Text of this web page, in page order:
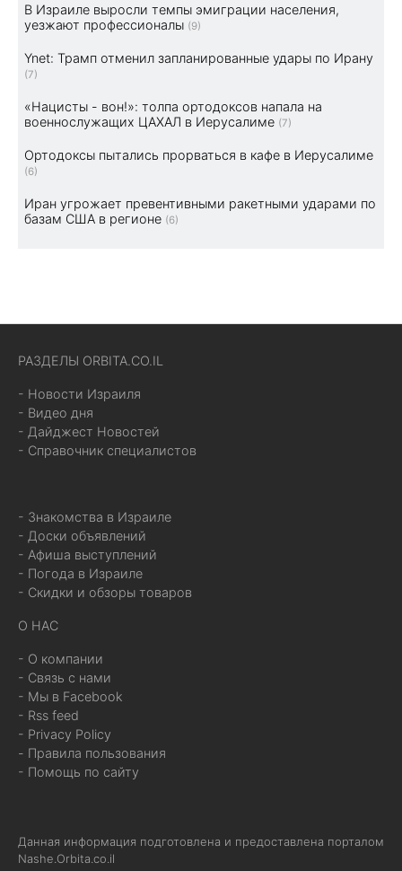
В Израиле выросли темпы эмиграции населения,
уезжают профессионалы (9)
Ynet: Трамп отменил запланированные удары по Ирану
(7)
«Нацисты - вон!»: толпа ортодоксов напала на
военнослужащих ЦАХАЛ в Иерусалиме (7)
Ортодоксы пытались прорваться в кафе в Иерусалиме
(6)
Иран угрожает превентивными ракетными ударами по
базам США в регионе (6)
РАЗДЕЛЫ ORBITA.CO.IL
- Новости Израиля
- Видео дня
- Дайджест Новостей
- Справочник специалистов
- Знакомства в Израиле
- Доски объявлений
- Афиша выступлений
- Погода в Израиле
- Скидки и обзоры товаров
О НАС
- О компании
- Связь с нами
- Мы в Facebook
- Rss feed
- Privacy Policy
- Правила пользования
- Помощь по сайту
Данная информация подготовлена и предоставлена порталом
Nashe.Orbita.co.il